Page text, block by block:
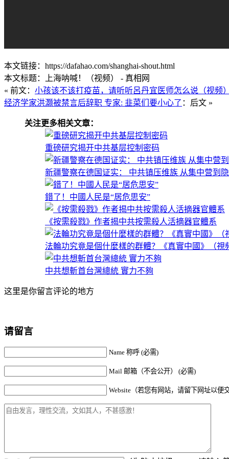
本文链接：https://dafahao.com/shanghai-shout.html
本文标题：上海呐喊！（视频） - 真相网
« 前文： 小孩该不该打疫苗，请听听呂丹宜医师怎么说（视频）
经济学家洪灏被禁言后辞职 专家: 韭菜们要小心了 ：后文 »
关注更多相关文章：
重磅研究揭开中共基层控制密码
新疆警察在德国证实： 中共镇压维族 从集中营到
錯了！中國人民是“居危思安”
《按需殺戮》作者揭中共按需殺人活摘器官體系
法輪功究竟是個什麼樣的群體？《真實中國》（視
中共想斬首台灣總統 實力不夠
这里是你留言评论的地方
请留言
Name 称呼 (必需)
Mail 邮箱（不会公开） (必需)
Website（若您有网站，请留下网址以便